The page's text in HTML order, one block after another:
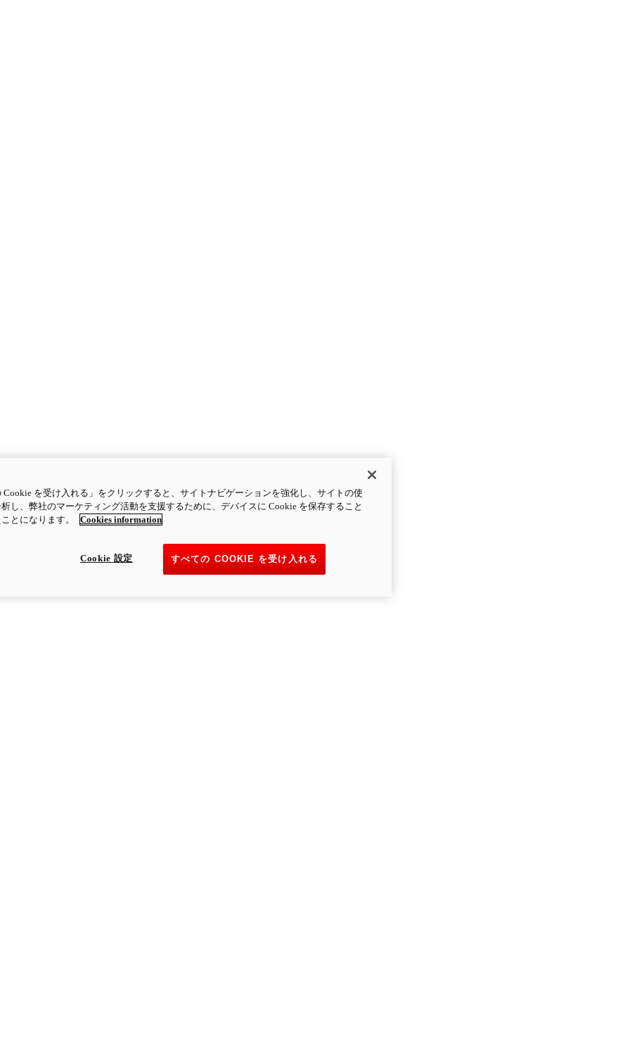
Cookie を受け入れる」をクリックすると、サイトナビゲーションを強化し、サイトの使
し、弊社のマーケティング活動を支援するために、デバイスに Cookie を保存すること
とになります。
Cookies information
すべての COOKIE を受け入れる
Cookie 設定